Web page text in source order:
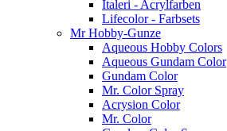
Italeri - Acrylfarben
Lifecolor - Farbsets
Mr Hobby-Gunze
Aqueous Hobby Colors
Aqueous Gundam Color
Gundam Color
Mr. Color Spray
Acrysion Color
Mr. Color